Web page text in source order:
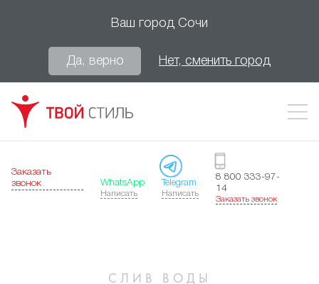
Ваш город Сочи
Да, верно Нет, сменить город
Заказать
звонок
WhatsApp
Написать
Telegram
Написать
8 800 333-97-
14
Заказать звонок
СЛИВ ВОДЫ